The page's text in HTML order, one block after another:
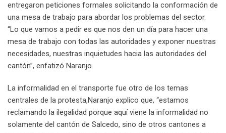
entregaron peticiones formales solicitando la conformación de
una mesa de trabajo para abordar los problemas del sector.
“Lo que vamos a pedir es que nos den un día para hacer una
mesa de trabajo con todas las autoridades y exponer nuestras
necesidades, nuestras inquietudes hacia las autoridades del
cantón”, enfatizó Naranjo.
La informalidad en el transporte fue otro de los temas
centrales de la protesta,Naranjo explico que, “estamos
reclamando la ilegalidad porque aquí viene la informalidad no
solamente del cantón de Salcedo, sino de otros cantones a